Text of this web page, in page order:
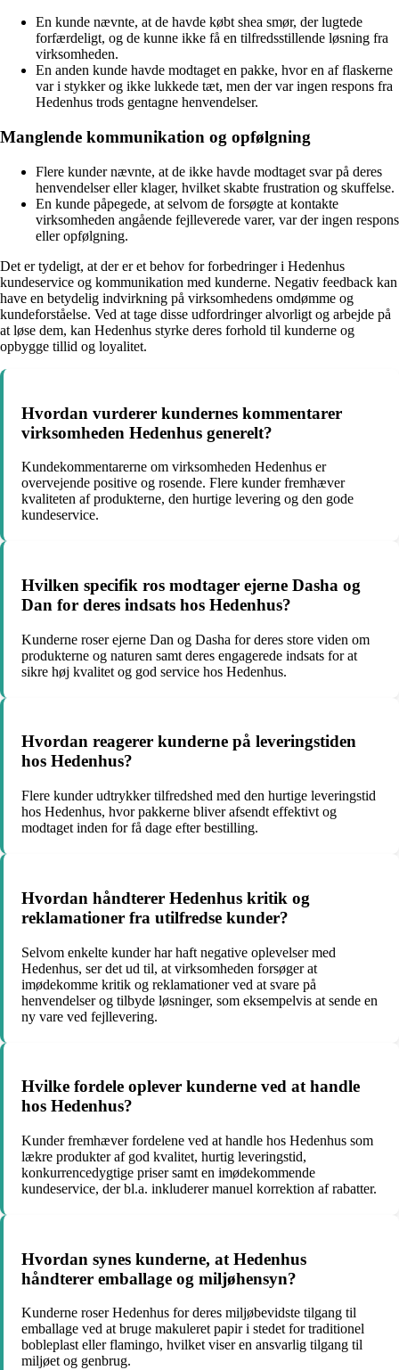
En kunde nævnte, at de havde købt shea smør, der lugtede
forfærdeligt, og de kunne ikke få en tilfredsstillende løsning fra
virksomheden.
En anden kunde havde modtaget en pakke, hvor en af flaskerne
var i stykker og ikke lukkede tæt, men der var ingen respons fra
Hedenhus trods gentagne henvendelser.
Manglende kommunikation og opfølgning
Flere kunder nævnte, at de ikke havde modtaget svar på deres
henvendelser eller klager, hvilket skabte frustration og skuffelse.
En kunde påpegede, at selvom de forsøgte at kontakte
virksomheden angående fejlleverede varer, var der ingen respons
eller opfølgning.
Det er tydeligt, at der er et behov for forbedringer i Hedenhus
kundeservice og kommunikation med kunderne. Negativ feedback kan
have en betydelig indvirkning på virksomhedens omdømme og
kundeforståelse. Ved at tage disse udfordringer alvorligt og arbejde på
at løse dem, kan Hedenhus styrke deres forhold til kunderne og
opbygge tillid og loyalitet.
Hvordan vurderer kundernes kommentarer
virksomheden Hedenhus generelt?
Kundekommentarerne om virksomheden Hedenhus er
overvejende positive og rosende. Flere kunder fremhæver
kvaliteten af produkterne, den hurtige levering og den gode
kundeservice.
Hvilken specifik ros modtager ejerne Dasha og
Dan for deres indsats hos Hedenhus?
Kunderne roser ejerne Dan og Dasha for deres store viden om
produkterne og naturen samt deres engagerede indsats for at
sikre høj kvalitet og god service hos Hedenhus.
Hvordan reagerer kunderne på leveringstiden
hos Hedenhus?
Flere kunder udtrykker tilfredshed med den hurtige leveringstid
hos Hedenhus, hvor pakkerne bliver afsendt effektivt og
modtaget inden for få dage efter bestilling.
Hvordan håndterer Hedenhus kritik og
reklamationer fra utilfredse kunder?
Selvom enkelte kunder har haft negative oplevelser med
Hedenhus, ser det ud til, at virksomheden forsøger at
imødekomme kritik og reklamationer ved at svare på
henvendelser og tilbyde løsninger, som eksempelvis at sende en
ny vare ved fejllevering.
Hvilke fordele oplever kunderne ved at handle
hos Hedenhus?
Kunder fremhæver fordelene ved at handle hos Hedenhus som
lækre produkter af god kvalitet, hurtig leveringstid,
konkurrencedygtige priser samt en imødekommende
kundeservice, der bl.a. inkluderer manuel korrektion af rabatter.
Hvordan synes kunderne, at Hedenhus
håndterer emballage og miljøhensyn?
Kunderne roser Hedenhus for deres miljøbevidste tilgang til
emballage ved at bruge makuleret papir i stedet for traditionel
bobleplast eller flamingo, hvilket viser en ansvarlig tilgang til
miljøet og genbrug.